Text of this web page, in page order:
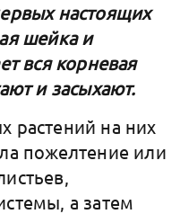
настоящих
шейка и
вся корневая
и засыхают.
растений на них
пожелтение или
а затем